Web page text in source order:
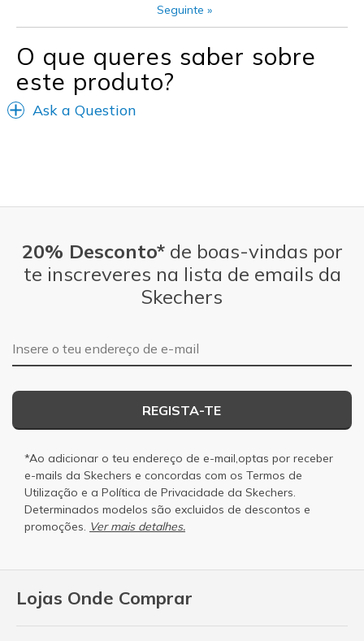
Shoes are for Wearing
Seguinte »
O que queres saber sobre
este produto?
Ask a Question
Lojas Onde Comprar
20% Desconto*de boas-vindas por
te inscreveres na lista de emails da
Skechers
Endereço de e-mail
REGISTA-TE
*Ao adicionar o teu endereço de e-mail,optas por receber
e-mails da Skechers e concordas com os Termos de
Utilização e a Política de Privacidade da Skechers.
Determinados modelos são excluidos de descontos e
promoções. Ver mais detalhes.